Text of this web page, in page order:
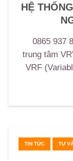
HỆ
0865 937
trung tâm
VRF
TIN TỨC TƯ